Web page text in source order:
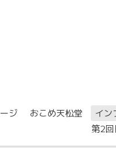
ジ おこめ天松堂 イン
第2回